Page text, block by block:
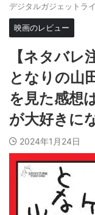
デジタルガジェットラ
映画のレビュー
【ネタバレ
となりの山
を見た感想
が大好きに
2024年1月24日